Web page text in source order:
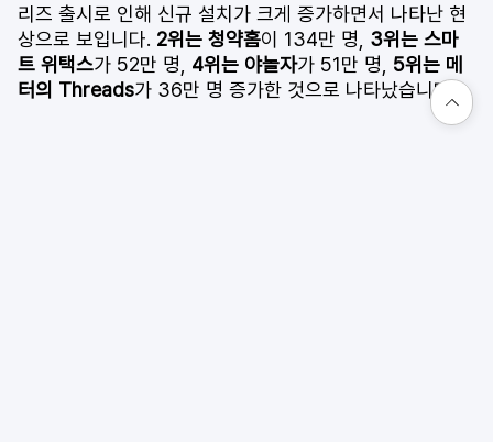
리즈 출시로 인해 신규 설치가 크게 증가하면서 나타난 현
상으로 보입니다. 2위는 청약홈이 134만 명, 3위는 스마
트 위택스가 52만 명, 4위는 야놀자가 51만 명, 5위는 메
터의 Threads가 36만 명 증가한 것으로 나타났습니다.